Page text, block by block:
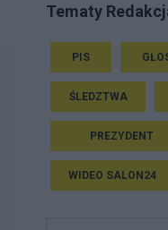
Tematy
PIS
ŚLEDZTWA
PREZYDENT
WIDEO SALON24